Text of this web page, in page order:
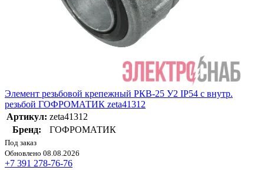
Элемент резьбовой крепежный РКВ-25 У2 IP54 с внутр.
резьбой ГОФРОМАТИК zeta41312
Артикул: zeta41312
Бренд:
ГОФРОМАТИК
Под заказ
Обновлено 08.08.2026
+7 391 278-76-76